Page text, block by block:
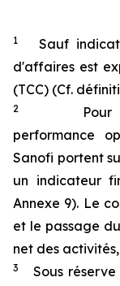
1
Sauf
d'affaires est
(TCC) (Cf.
2
Pour
performance
Sanofi portent
un indicateur
Annexe 9). Le
et le passage
net des
3
Sous réserve